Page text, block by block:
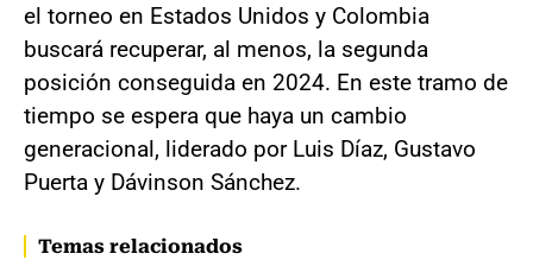
el torneo en Estados Unidos y Colombia
buscará recuperar, al menos, la segunda
posición conseguida en 2024. En este tramo de
tiempo se espera que haya un cambio
generacional, liderado por Luis Díaz, Gustavo
Puerta y Dávinson Sánchez.
Temas relacionados